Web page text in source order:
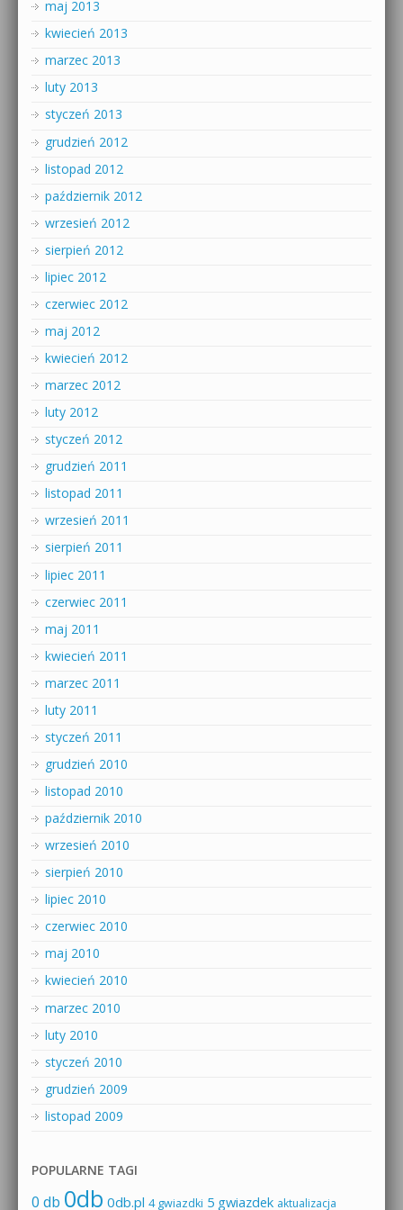
maj 2013
kwiecień 2013
marzec 2013
luty 2013
styczeń 2013
grudzień 2012
listopad 2012
październik 2012
wrzesień 2012
sierpień 2012
lipiec 2012
czerwiec 2012
maj 2012
kwiecień 2012
marzec 2012
luty 2012
styczeń 2012
grudzień 2011
listopad 2011
wrzesień 2011
sierpień 2011
lipiec 2011
czerwiec 2011
maj 2011
kwiecień 2011
marzec 2011
luty 2011
styczeń 2011
grudzień 2010
listopad 2010
październik 2010
wrzesień 2010
sierpień 2010
lipiec 2010
czerwiec 2010
maj 2010
kwiecień 2010
marzec 2010
luty 2010
styczeń 2010
grudzień 2009
listopad 2009
POPULARNE TAGI
0 db 0db 0db.pl 4 gwiazdki 5 gwiazdek aktualizacja